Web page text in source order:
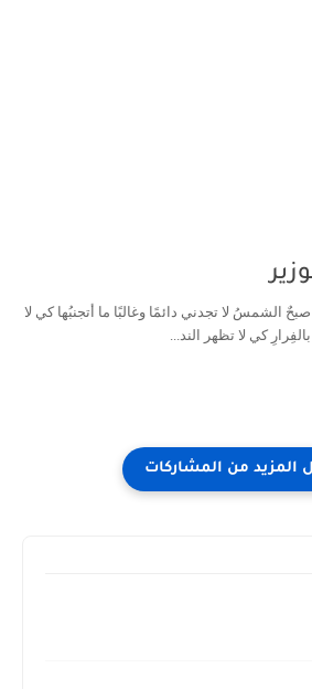
الشمسُ لا تجدني دائمًا وغالبًا ما أتجنبُها كي لا
كي لا تظهر الند...